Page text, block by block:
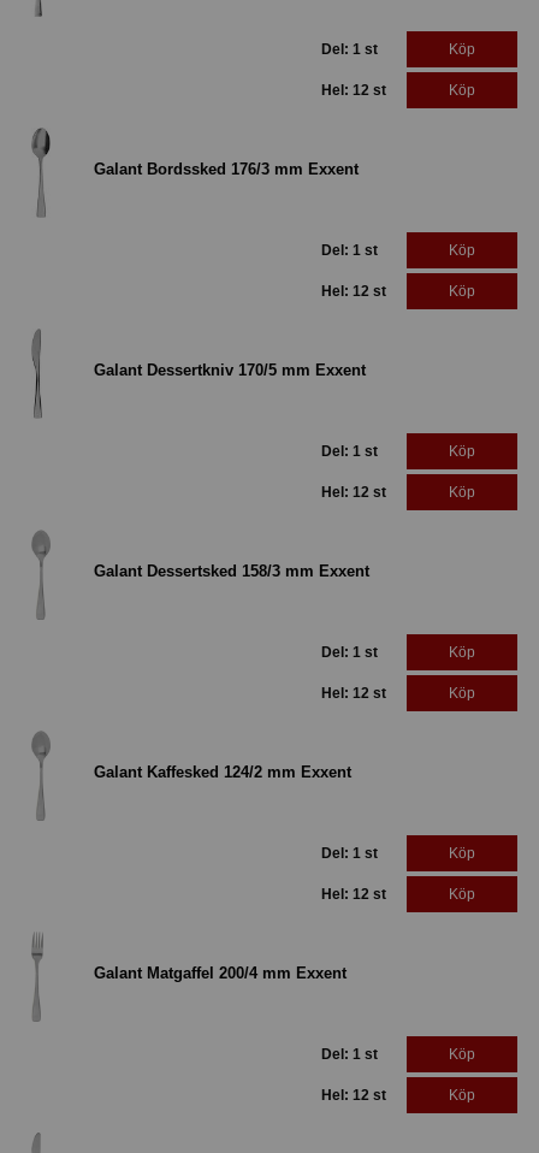
Del: 1 st Köp
Hel: 12 st Köp
Galant Bordssked 176/3 mm Exxent
Del: 1 st Köp
Hel: 12 st Köp
Galant Dessertkniv 170/5 mm Exxent
Del: 1 st Köp
Hel: 12 st Köp
Galant Dessertsked 158/3 mm Exxent
Del: 1 st Köp
Hel: 12 st Köp
Galant Kaffesked 124/2 mm Exxent
Del: 1 st Köp
Hel: 12 st Köp
Galant Matgaffel 200/4 mm Exxent
Del: 1 st Köp
Hel: 12 st Köp